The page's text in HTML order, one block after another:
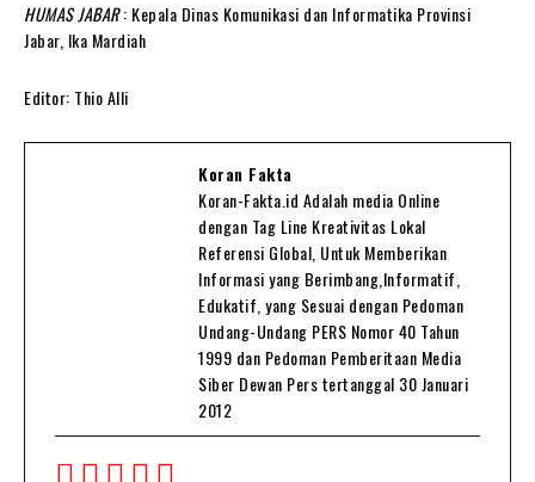
HUMAS JABAR: Kepala Dinas Komunikasi dan Informatika Provinsi
Jabar, Ika Mardiah
Editor: Thio Alli
Koran Fakta
Koran-Fakta.id Adalah media Online
dengan Tag Line Kreativitas Lokal
Referensi Global, Untuk Memberikan
Informasi yang Berimbang,Informatif,
Edukatif, yang Sesuai dengan Pedoman
Undang-Undang PERS Nomor 40 Tahun
1999 dan Pedoman Pemberitaan Media
Siber Dewan Pers tertanggal 30 Januari
2012